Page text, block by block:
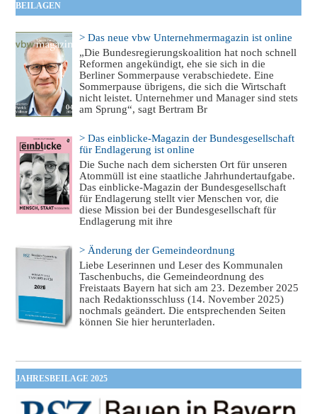
BEILAGEN
> Das neue vbw Unternehmermagazin ist online
„Die Bundesregierungskoalition hat noch schnell
Reformen angekündigt, ehe sie sich in die
Berliner Sommerpause verabschiedete. Eine
Sommerpause übrigens, die sich die Wirtschaft
nicht leistet. Unternehmer und Manager sind stets
am Sprung“, sagt Bertram Br
> Das einblicke-Magazin der Bundesgesellschaft
für Endlagerung ist online
Die Suche nach dem sichersten Ort für unseren
Atommüll ist eine staatliche Jahrhundertaufgabe.
Das einblicke-Magazin der Bundesgesellschaft
für Endlagerung stellt vier Menschen vor, die
diese Mission bei der Bundesgesellschaft für
Endlagerung mit ihre
> Änderung der Gemeindeordnung
Liebe Leserinnen und Leser des Kommunalen
Taschenbuchs, die Gemeindeordnung des
Freistaats Bayern hat sich am 23. Dezember 2025
nach Redaktionsschluss (14. November 2025)
nochmals geändert. Die entsprechenden Seiten
können Sie hier herunterladen.
JAHRESBEILAGE 2025